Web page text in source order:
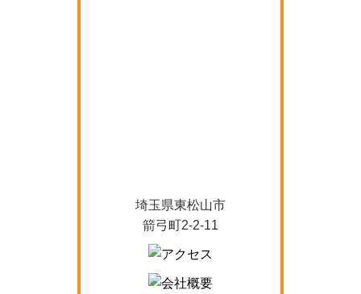
埼玉県東松山市
箭弓町2-2-11